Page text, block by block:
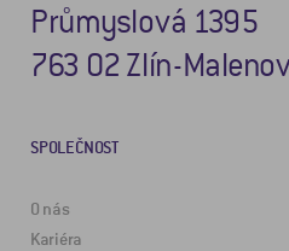
Průmyslová 1395
763 02 Zlín-
SPOLEČNOST
O nás
Kariéra